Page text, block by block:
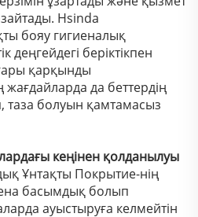
Hsinda
бояу гигиеналық
деңгейдегі беріктікпен
қарқынды
да беттердің
таза болуын қамтамасыз
кеңінен қолданылуы
Ұнтақты Покрытие-нің
басымдық болып
ауыстыруға келмейтін